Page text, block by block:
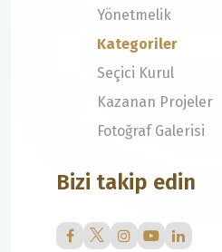
Yönetmelik
Kategoriler
Seçici Kurul
Kazanan Projeler
Fotoğraf Galerisi
Bizi takip edin